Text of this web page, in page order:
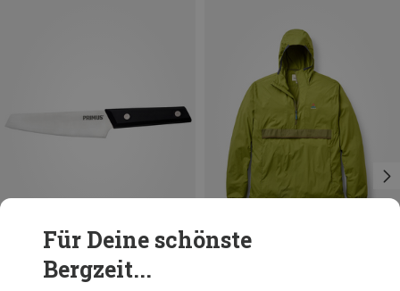
Du sparst 10%
Für Deine schönste
Bergzeit...